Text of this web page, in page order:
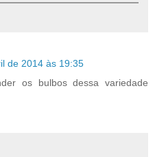
de 2014 às 19:35
os bulbos dessa variedade